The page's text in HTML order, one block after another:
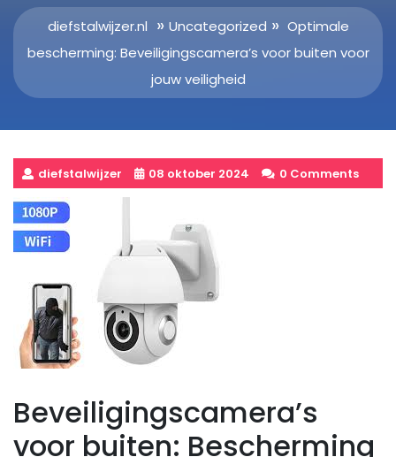
diefstalwijzer.nl » Uncategorized » Optimale
bescherming: Beveiligingscamera’s voor buiten voor
jouw veiligheid
diefstalwijzer 08 oktober 2024 0 Comments
Beveiligingscamera’s
voor buiten: Bescherming